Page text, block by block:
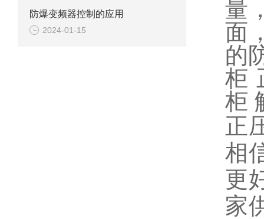
防爆变频器控制的应用
2024-01-15
量
面
的
柜
柜
正
相
更
家